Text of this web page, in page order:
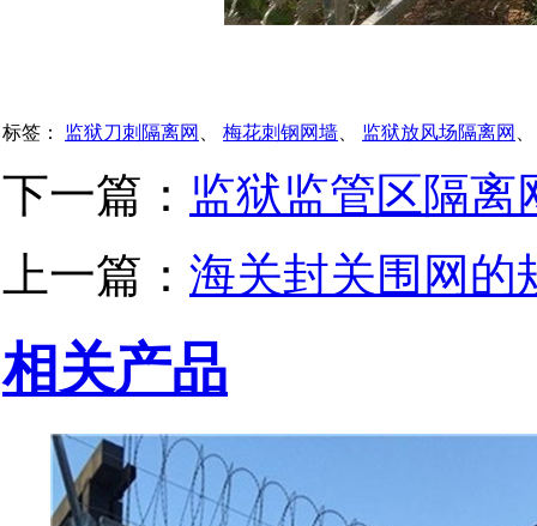
标签： 监狱刀刺隔离网 梅花刺钢网墙 监狱放风场隔离网
下一篇： 监狱监管区隔离
上一篇： 海关封关围网的
相关产品